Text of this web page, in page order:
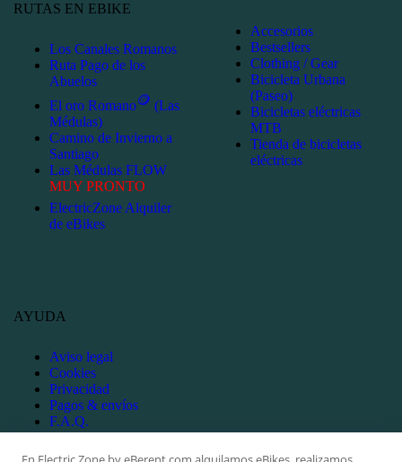
RUTAS EN EBIKE
Los Canales Romanos
Ruta Pago de los
Abuelos
El oro Romano🪙 (Las
Médulas)
Camino de Invierno a
Santiago
Las Médulas FLOW
MUY PRONTO
ElectricZone Alquiler
de eBikes
Accesorios
Bestsellers
Clothing / Gear
Bicicleta Urbana
(Paseo)
Bicicletas eléctricas
MTB
Tienda de bicicletas
eléctricas
AYUDA
Aviso legal
Cookies
Privacidad
Pagos & envíos
F.A.Q.
Alquila tu eBike ahora!